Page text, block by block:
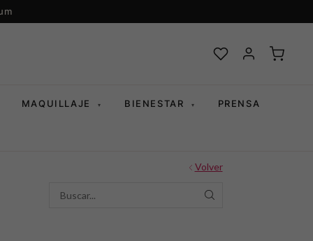
MAQUILLAJE ▾ BIENESTAR ▾ PRENSA
Volver
SEARCH